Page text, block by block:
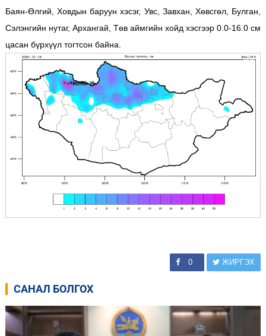
Баян-Өлгий, Ховдын баруун хэсэг, Увс, Завхан, Хөвсгөл, Булган,
Сэлэнгийн нутаг, Архангай, Төв аймгийн хойд хэсгээр 0.0-16.0 см
цасан бүрхүүл тогтсон байна.
0 ЖИРГЭХ
САНАЛ БОЛГОХ